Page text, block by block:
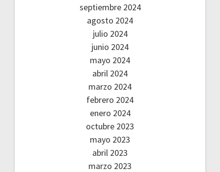
septiembre 2024
agosto 2024
julio 2024
junio 2024
mayo 2024
abril 2024
marzo 2024
febrero 2024
enero 2024
octubre 2023
mayo 2023
abril 2023
marzo 2023